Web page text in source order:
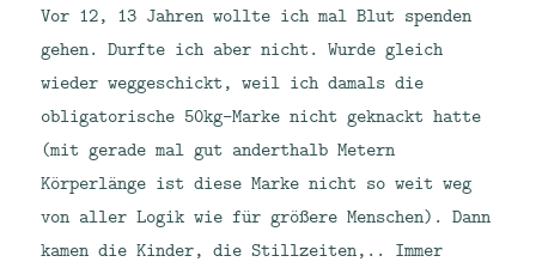
Vor 12, 13 Jahren wollte ich mal Blut spenden
gehen. Durfte ich aber nicht. Wurde gleich
wieder weggeschickt, weil ich damals die
obligatorische 50kg-Marke nicht geknackt hatte
(mit gerade mal gut anderthalb Metern
Körperlänge ist diese Marke nicht so weit weg
von aller Logik wie für größere Menschen). Dann
kamen die Kinder, die Stillzeiten,.. Immer